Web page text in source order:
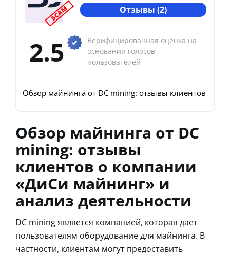
SCAM Отзывы (2)
2.5
Верифицированная оценка на
основании голосов
пользователей
Обзор майнинга от DC mining: отзывы клиентов о
Обзор майнинга от DC
mining: отзывы
клиентов о компании
«ДиСи майнинг» и
анализ деятельности
DC mining является компанией, которая дает
пользователям оборудование для майнинга. В
частности, клиентам могут предоставить